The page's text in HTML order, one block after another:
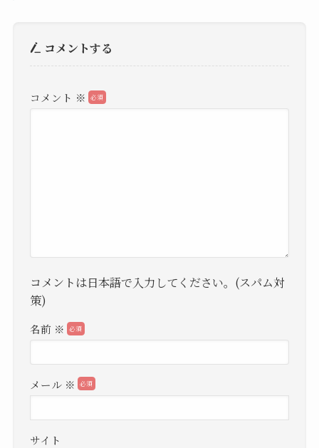
コメントする
コメント ※
コメントは日本語で入力してください。(スパム対
策)
名前 ※
メール ※
サイト